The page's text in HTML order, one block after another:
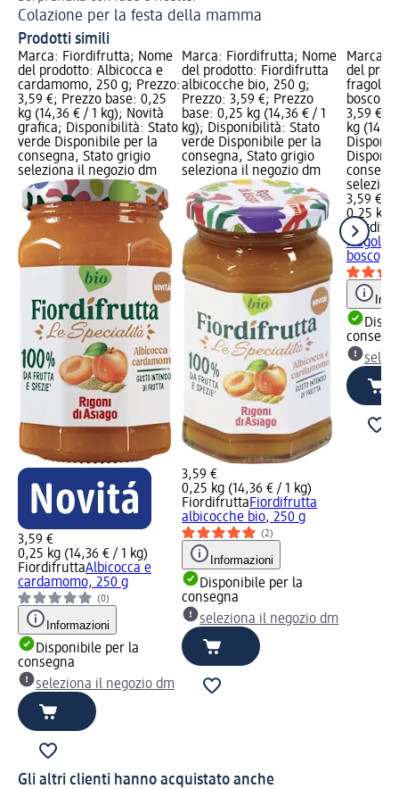
Colazione per la festa della mamma
Prodotti simili
Marca: Fiordifrutta; Nome
del prodotto: Albicocca e
cardamomo, 250 g; Prezzo:
3,59 €; Prezzo base: 0,25
kg (14,36 € / 1 kg); Novità
grafica; Disponibilità: Stato
verde Disponibile per la
consegna, Stato grigio
seleziona il negozio dm
3,59 €
0,25 kg (14,36 € / 1 kg)
FiordifruttaAlbicocca e
cardamomo, 250 g
(0)
Informazioni
Disponibile per la
consegna
seleziona il negozio dm
Marca: Fiordifrutta; Nome
del prodotto: Fiordifrutta
albicocche bio, 250 g;
Prezzo: 3,59 €; Prezzo
base: 0,25 kg (14,36 € / 1
kg); Disponibilità: Stato
verde Disponibile per la
consegna, Stato grigio
seleziona il negozio dm
3,59 €
0,25 kg (14,36 € / 1 kg)
FiordifruttaFiordifrutta
albicocche bio, 250 g
(2)
Informazioni
Disponibile per la
consegna
seleziona il negozio dm
Marca:
del
fragole
bosco,
3,59 €;
kg
3,59 €
0,25 kg
fragole
bosco,
Gli altri clienti hanno acquistato anche